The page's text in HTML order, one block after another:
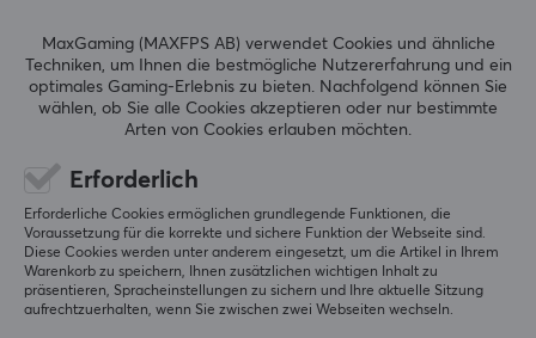
0.0
Basierend auf 0 Bewertungen
5
0%
4
0%
3
0%
2
0%
1
Mehr aus unserer
MaxGaming (MAXFPS AB) verwendet Cookies und ähnliche
Techniken, um Ihnen die bestmögliche Nutzererfahrung und ein
optimales Gaming-Erlebnis zu bieten.
Nachfolgend können Sie
wählen, ob Sie alle Cookies akzeptieren oder nur bestimmte
Arten von Cookies erlauben möchten.
Erforderlich
Erforderliche Cookies ermöglichen grundlegende Funktionen, die
Voraussetzung für die korrekte und sichere Funktion der Webseite sind.
Diese Cookies werden unter anderem eingesetzt, um die Artikel in Ihrem
Warenkorb zu speichern, Ihnen zusätzlichen wichtigen Inhalt zu
präsentieren, Spracheinstellungen zu sichern und Ihre aktuelle Sitzung
aufrechtzuerhalten, wenn Sie zwischen zwei Webseiten wechseln.